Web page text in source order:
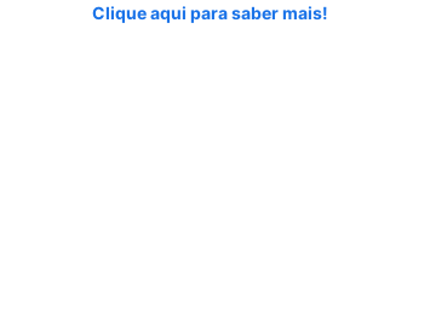
Clique aqui para saber mais!